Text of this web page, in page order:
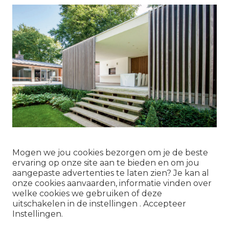
Mogen we jou cookies bezorgen om je de beste
ervaring op onze site aan te bieden en om jou
aangepaste advertenties te laten zien? Je kan al
onze cookies aanvaarden, informatie vinden over
welke cookies we gebruiken of deze
uitschakelen in de instellingen . Accepteer
Instellingen.